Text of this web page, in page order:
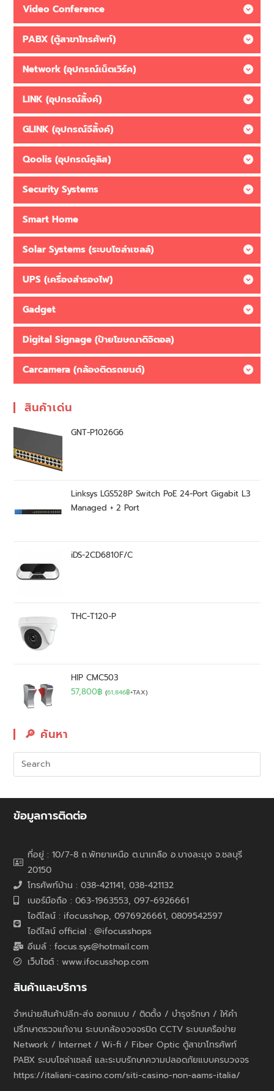
Video Conference
PABX (ตู้สาขาโทรศัพท์)
Network (อุปกรณ์เน็ตเวิร์ค)
LINK (อุปกรณ์ลิ้งค์)
GLINK (อุปกรณ์จีลิ้งค์)
Qoolis (อุปกรณ์คูลิส)
Security Systems
Smart Home
Solar Systems (ระบบโซล่าเซลล์)
UPS (เครื่องสำรองไฟ)
Gadget
Digital Signage (ป้ายโฆษณาดิจิตอล)
Carcamera (กล้องติดรถยนต์)
สินค้าเด่น
GNT-P1026G6
Linksys LGS528P Switch PoE 24-Port Gigabit L3
Managed + 2 Port
iDS-2CD6810F/C
THC-T120-P
HIP CMC503
57,800฿ (61,846฿+TAX)
🔎︎ ค้นหา
ข้อมูลการติดต่อ
ที่อยู่ : 10/7-8 ถ.พัทยาเหนือ ต.นาเกลือ อ.บางละมุง จ.ชลบุรี
20150
โทรศัพท์บ้าน : 038-421141, 038-421132
เบอร์มือถือ : 063-1963553, 097-6926661
ไอดีไลน์ : ifocusshop, 0976926661, 0809542597
ไอดีไลน์ official : @ifocusshops
อีเมล์ : focus.sys@hotmail.com
เว็บไซต์ : www.ifocusshop.com
สินค้าและบริการ
จำหน่ายสินค้าปลีก-ส่ง ออกแบบ / ติดตั้ง / บำรุงรักษา / ให้คำ
ปรึกษาตรวจแก้งาน ระบบกล้องวงจรปิด CCTV ระบบเครือข่าย
Network / Internet / Wi-fi / Fiber Optic ตู้สาขาโทรศัพท์
PABX ระบบโซล่าเซลล์ และระบบรักษาความปลอดภัยแบบครบวงจร
https://italiani-casino.com/siti-casino-non-aams-italia/